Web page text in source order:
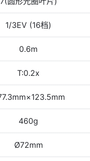
1/3EV (16档)
0.6m
T:0.2x
460g
Ø72mm